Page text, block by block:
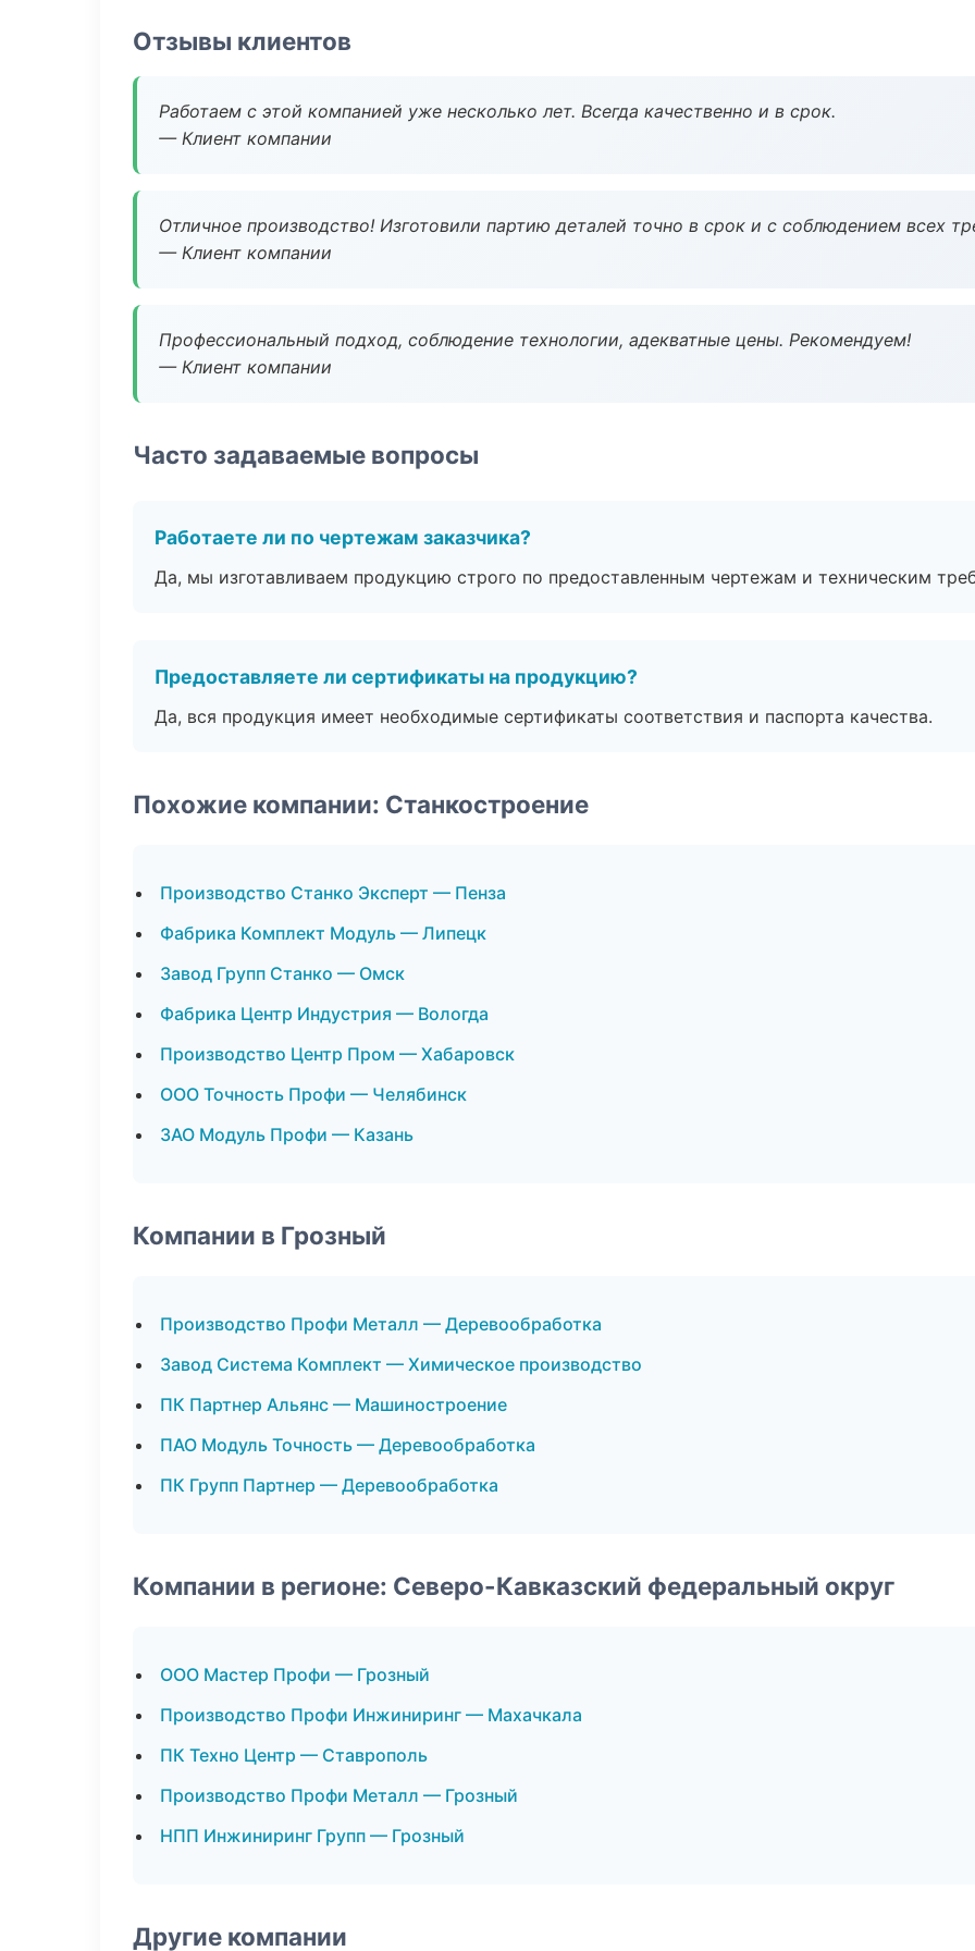
Отзывы клиентов
Работаем с этой компанией уже несколько лет. Всегда качественно и в срок.
— Клиент компании
Отличное производство! Изготовили партию деталей точно в срок и с соблюдением всех
— Клиент компании
Профессиональный подход, соблюдение технологии, адекватные цены. Рекомендуем!
— Клиент компании
Часто задаваемые вопросы
Работаете ли по чертежам заказчика?
Да, мы изготавливаем продукцию строго по предоставленным чертежам и техническим
Предоставляете ли сертификаты на продукцию?
Да, вся продукция имеет необходимые сертификаты соответствия и паспорта качества.
Похожие компании: Станкостроение
Производство Станко Эксперт — Пенза
Фабрика Комплект Модуль — Липецк
Завод Групп Станко — Омск
Фабрика Центр Индустрия — Вологда
Производство Центр Пром — Хабаровск
ООО Точность Профи — Челябинск
ЗАО Модуль Профи — Казань
Компании в Грозный
Производство Профи Металл — Деревообработка
Завод Система Комплект — Химическое производство
ПК Партнер Альянс — Машиностроение
ПАО Модуль Точность — Деревообработка
ПК Групп Партнер — Деревообработка
Компании в регионе: Северо-Кавказский федеральный округ
ООО Мастер Профи — Грозный
Производство Профи Инжиниринг — Махачкала
ПК Техно Центр — Ставрополь
Производство Профи Металл — Грозный
НПП Инжиниринг Групп — Грозный
Другие компании